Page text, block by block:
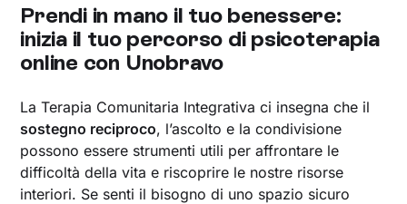
Prendi in mano il tuo benessere:
inizia il tuo percorso di psicoterapia
online con Unobravo
La Terapia Comunitaria Integrativa ci insegna che il
sostegno reciproco, l’ascolto e la condivisione
possono essere strumenti utili per affrontare le
difficoltà della vita e riscoprire le nostre risorse
interiori. Se senti il bisogno di uno spazio sicuro